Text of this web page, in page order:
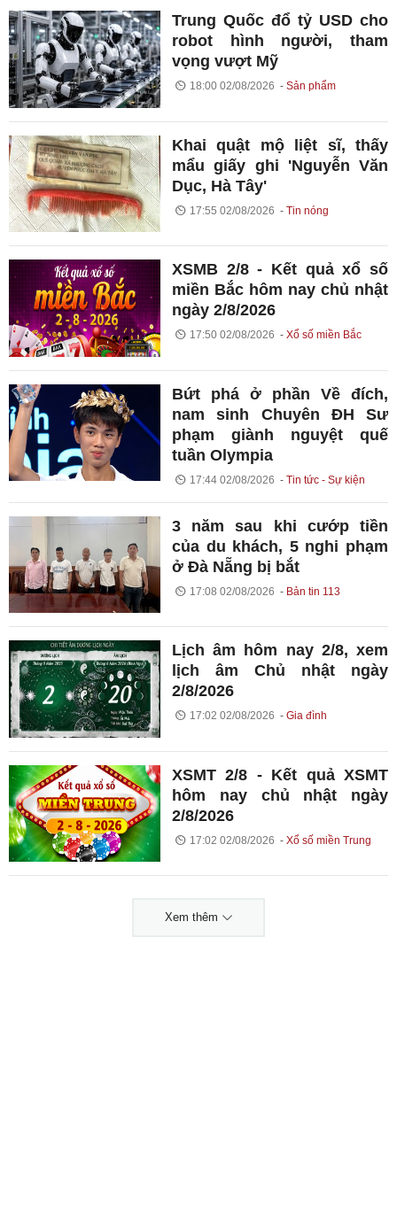
Trung Quốc đổ tỷ USD cho
robot hình người, tham
vọng vượt Mỹ
18:00 02/08/2026 Sản phẩm
Khai quật mộ liệt sĩ, thấy
mẩu giấy ghi 'Nguyễn Văn
Dục, Hà Tây'
17:55 02/08/2026 Tin nóng
XSMB 2/8 - Kết quả xổ số
miền Bắc hôm nay chủ nhật
ngày 2/8/2026
17:50 02/08/2026 Xổ số miền Bắc
Bứt phá ở phần Về đích,
nam sinh Chuyên ĐH Sư
phạm giành nguyệt quế
tuần Olympia
17:44 02/08/2026 Tin tức - Sự kiện
3 năm sau khi cướp tiền
của du khách, 5 nghi phạm
ở Đà Nẵng bị bắt
17:08 02/08/2026 Bản tin 113
Lịch âm hôm nay 2/8, xem
lịch âm Chủ nhật ngày
2/8/2026
17:02 02/08/2026 Gia đình
XSMT 2/8 - Kết quả XSMT
hôm nay chủ nhật ngày
2/8/2026
17:02 02/08/2026 Xổ số miền Trung
Xem thêm